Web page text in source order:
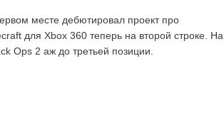
месте дебютировал проект про
для Xbox 360 теперь на второй строке. На
Ops 2 аж до третьей позиции.